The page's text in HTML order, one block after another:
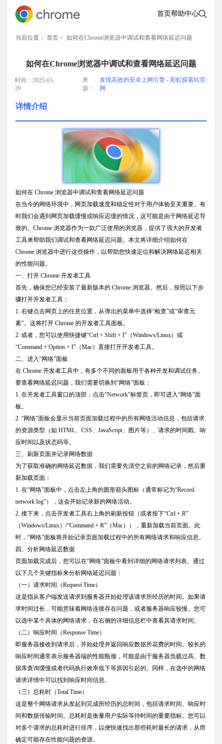
首页帮助中心
当前位置： 首页 > 如何在Chrome浏览器中调试和查看网络延迟问题
如何在Chrome浏览器中调试和查看网络延迟问题
时间：2025-03-
20
来
源：
发现高效的安卓上网引擎 - 彩虹探索站官
网
详情介绍
如何在 Chrome 浏览器中调试和查看网络延迟问题
在当今的网络环境中，网页加载速度和稳定性对于用户体验至关重要。有
时我们会遇到网页加载缓慢或响应迟缓的情况，这可能是由于网络延迟导
致的。Chrome 浏览器作为一款广泛使用的浏览器，提供了强大的开发者
工具来帮助我们调试和查看网络延迟问题。本文将详细介绍如何在
Chrome 浏览器中进行这些操作，以帮助您快速定位和解决网络延迟相关
的性能问题。
一、打开 Chrome 开发者工具
首先，确保您已经安装了最新版本的 Chrome 浏览器。然后，按照以下步
骤打开开发者工具：
1. 右键点击网页上的任意位置，从弹出的菜单中选择“检查”或“审查元
素”。这将打开 Chrome 的开发者工具面板。
2. 或者，您可以使用快捷键“Ctrl + Shift + I”（Windows/Linux）或
“Command + Option + I”（Mac）直接打开开发者工具。
二、进入“网络”面板
在 Chrome 开发者工具中，有多个不同的面板用于各种开发和调试任务。
要查看网络延迟问题，我们需要切换到“网络”面板：
1. 在开发者工具窗口的顶部，点击“Network”标签页，即可进入“网络”面
板。
2. “网络”面板会显示当前页面加载过程中的所有网络活动信息，包括请求
的资源类型（如 HTML、CSS、JavaScript、图片等）、请求的时间戳、响
应时间以及状态码等。
三、刷新页面并记录网络数据
为了获取准确的网络延迟数据，我们需要先清空之前的网络记录，然后重
新加载页面：
1. 在“网络”面板中，点击左上角的圆形箭头图标（通常标记为“Record
network log”），这会开始记录新的网络活动。
2. 接下来，点击开发者工具右上角的刷新按钮（或者按下“Ctrl + R”
（Windows/Linux）/“Command + R”（Mac）），重新加载当前页面。此
时，“网络”面板将开始记录页面加载过程中的所有网络请求和响应信息。
四、分析网络延迟数据
页面加载完成后，您可以在“网络”面板中看到详细的网络请求列表。通过
以下几个关键指标来分析网络延迟问题：
（一）请求时间（Request Time）
这是指从客户端发送请求到服务器开始处理该请求所经历的时间。如果请
求时间过长，可能意味着网络连接存在问题，或者服务器响应较慢。您可
以选中某个具体的网络请求，在右侧的详细信息栏中查看其请求时间。
（二）响应时间（Response Time）
即服务器接收到请求后，开始处理并返回响应数据所花费的时间。较长的
响应时间通常表示服务器端的性能瓶颈，可能是由于服务器负载过高、数
据库查询缓慢或者代码执行效率低下等原因引起的。同样，在选中的网络
请求详情中可以找到响应时间信息。
（三）总耗时（Total Time）
这是整个网络请求从发起到完成所经历的总时间，包括请求时间、响应时
间和数据传输时间。总耗时是衡量用户实际等待时间的重要指标。您可以
对多个请求的总耗时进行排序，以便快速找出那些耗时最长的请求，从而
确定可能存在性能问题的资源。